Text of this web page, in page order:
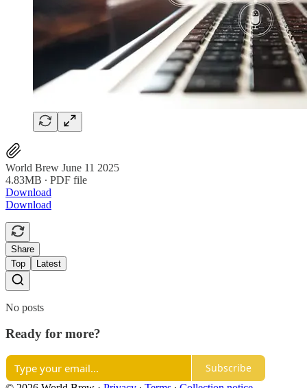
World Brew June 11 2025
4.83MB ∙ PDF file
Download
Download
Share
Top
Latest
No posts
Ready for more?
Subscribe